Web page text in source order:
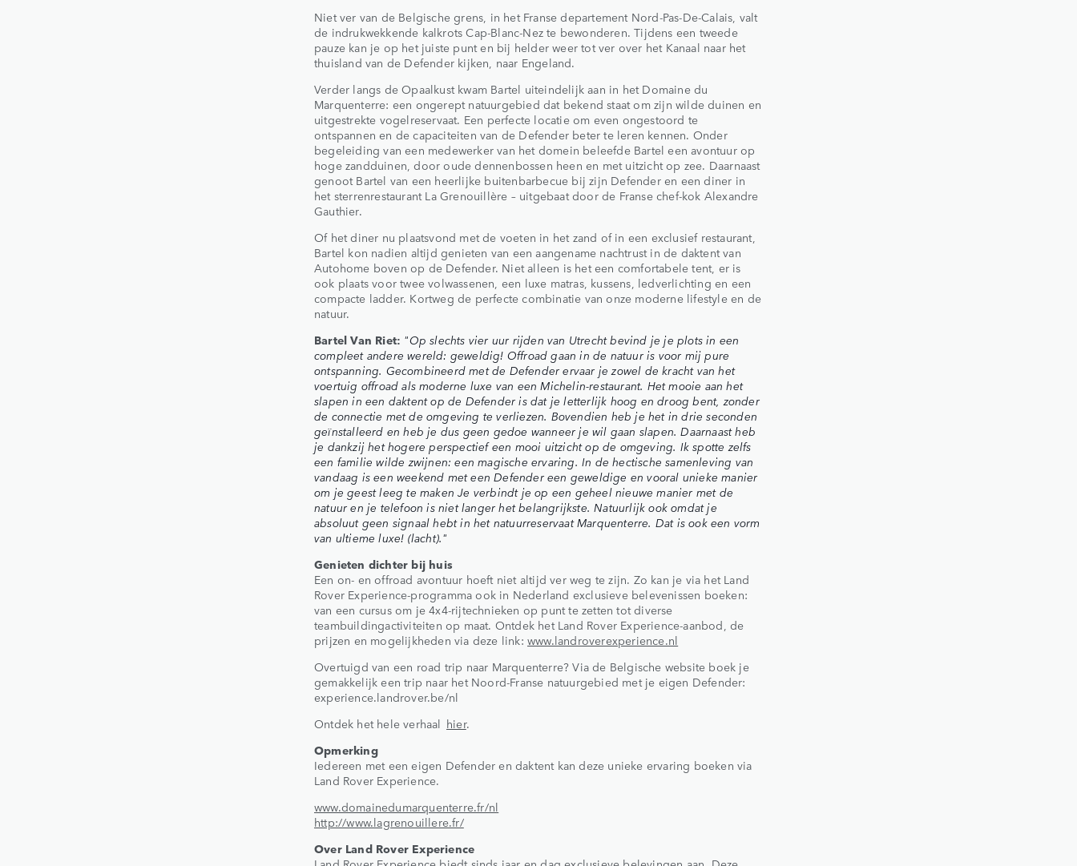
Niet ver van de Belgische grens, in het Franse departement Nord-Pas-De-Calais, valt
de indrukwekkende kalkrots Cap-Blanc-Nez te bewonderen. Tijdens een tweede
pauze kan je op het juiste punt en bij helder weer tot ver over het Kanaal naar het
thuisland van de Defender kijken, naar Engeland.
Verder langs de Opaalkust kwam Bartel uiteindelijk aan in het Domaine du
Marquenterre: een ongerept natuurgebied dat bekend staat om zijn wilde duinen en
uitgestrekte vogelreservaat. Een perfecte locatie om even ongestoord te
ontspannen en de capaciteiten van de Defender beter te leren kennen. Onder
begeleiding van een medewerker van het domein beleefde Bartel een avontuur op
hoge zandduinen, door oude dennenbossen heen en met uitzicht op zee. Daarnaast
genoot Bartel van een heerlijke buitenbarbecue bij zijn Defender en een diner in
het sterrenrestaurant La Grenouillère – uitgebaat door de Franse chef-kok Alexandre
Gauthier.
Of het diner nu plaatsvond met de voeten in het zand of in een exclusief restaurant,
Bartel kon nadien altijd genieten van een aangename nachtrust in de daktent van
Autohome boven op de Defender. Niet alleen is het een comfortabele tent, er is
ook plaats voor twee volwassenen, een luxe matras, kussens, ledverlichting en een
compacte ladder. Kortweg de perfecte combinatie van onze moderne lifestyle en de
natuur.
Bartel Van Riet: "Op slechts vier uur rijden van Utrecht bevind je je plots in een
compleet andere wereld: geweldig! Offroad gaan in de natuur is voor mij pure
ontspanning. Gecombineerd met de Defender ervaar je zowel de kracht van het
voertuig offroad als moderne luxe van een Michelin-restaurant. Het mooie aan het
slapen in een daktent op de Defender is dat je letterlijk hoog en droog bent, zonder
de connectie met de omgeving te verliezen. Bovendien heb je het in drie seconden
geïnstalleerd en heb je dus geen gedoe wanneer je wil gaan slapen. Daarnaast heb
je dankzij het hogere perspectief een mooi uitzicht op de omgeving. Ik spotte zelfs
een familie wilde zwijnen: een magische ervaring. In de hectische samenleving van
vandaag is een weekend met een Defender een geweldige en vooral unieke manier
om je geest leeg te maken Je verbindt je op een geheel nieuwe manier met de
natuur en je telefoon is niet langer het belangrijkste. Natuurlijk ook omdat je
absoluut geen signaal hebt in het natuurreservaat Marquenterre. Dat is ook een vorm
van ultieme luxe! (lacht)."
Genieten dichter bij huis
Een on- en offroad avontuur hoeft niet altijd ver weg te zijn. Zo kan je via het Land
Rover Experience-programma ook in Nederland exclusieve belevenissen boeken:
van een cursus om je 4x4-rijtechnieken op punt te zetten tot diverse
teambuildingactiviteiten op maat. Ontdek het Land Rover Experience-aanbod, de
prijzen en mogelijkheden via deze link: www.landroverexperience.nl
Overtuigd van een road trip naar Marquenterre? Via de Belgische website boek je
gemakkelijk een trip naar het Noord-Franse natuurgebied met je eigen Defender:
experience.landrover.be/nl
Ontdek het hele verhaal hier.
Opmerking
Iedereen met een eigen Defender en daktent kan deze unieke ervaring boeken via
Land Rover Experience.
www.domainedumarquenterre.fr/nl
http://www.lagrenouillere.fr/
Over Land Rover Experience